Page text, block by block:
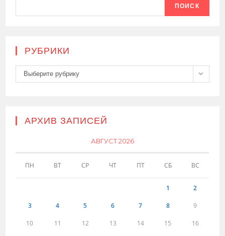
ПОИСК
РУБРИКИ
Рубрики
Выберите рубрику
АРХИВ ЗАПИСЕЙ
АВГУСТ 2026
ПН ВТ СР ЧТ ПТ СБ ВС
1 2
3 4 5 6 7 8 9
10 11 12 13 14 15 16